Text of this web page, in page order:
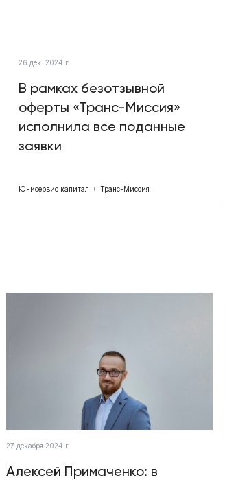
26 дек. 2024 г.
В рамках безотзывной
оферты «Транс-Миссия»
исполнила все поданные
заявки
Юнисервис капитал Транс-Миссия
27 декабря 2024 г.
Алексей Примаченко: в